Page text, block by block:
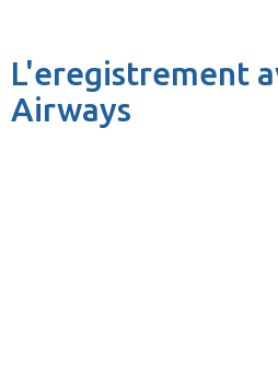
L'eregistrement
Airways